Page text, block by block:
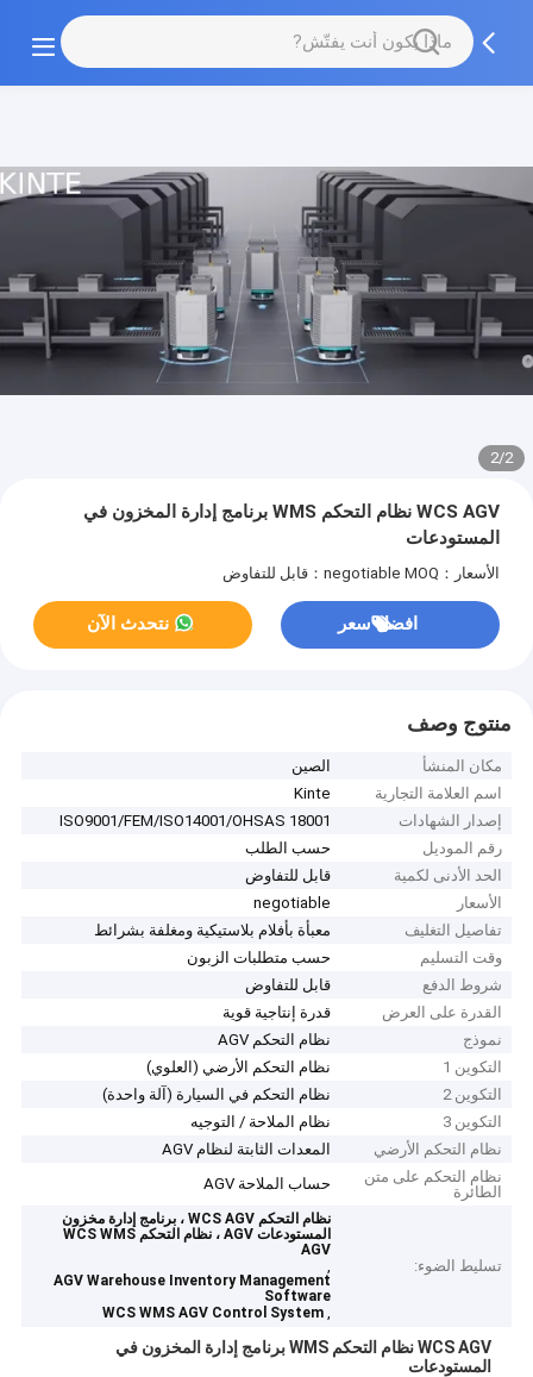
2/2
WCS AGV نظام التحكم WMS برنامج إدارة المخزون في
المستودعات
الأسعار：negotiable MOQ：قابل للتفاوض
افضل سعر نتحدث الآن
منتوج وصف
مكان المنشأ
الصين
اسم العلامة التجارية
Kinte
إصدار الشهادات
ISO9001/FEM/ISO14001/OHSAS 18001
رقم الموديل
حسب الطلب
الحد الأدنى لكمية
قابل للتفاوض
الأسعار
negotiable
تفاصيل التغليف
معبأة بأفلام بلاستيكية ومغلفة بشرائط
وقت التسليم
حسب متطلبات الزبون
شروط الدفع
قابل للتفاوض
القدرة على العرض
قدرة إنتاجية قوية
نموذج
نظام التحكم AGV
التكوين 1
نظام التحكم الأرضي (العلوي)
التكوين 2
نظام التحكم في السيارة (آلة واحدة)
التكوين 3
نظام الملاحة / التوجيه
نظام التحكم الأرضي
المعدات الثابتة لنظام AGV
نظام التحكم على متن
الطائرة
حساب الملاحة AGV
تسليط الضوء:
نظام التحكم WCS AGV ، برنامج إدارة مخزون
المستودعات AGV ، نظام التحكم WCS WMS
AGV
,
AGV Warehouse Inventory Management
Software
,
WCS WMS AGV Control System
WCS AGV نظام التحكم WMS برنامج إدارة المخزون في
المستودعات